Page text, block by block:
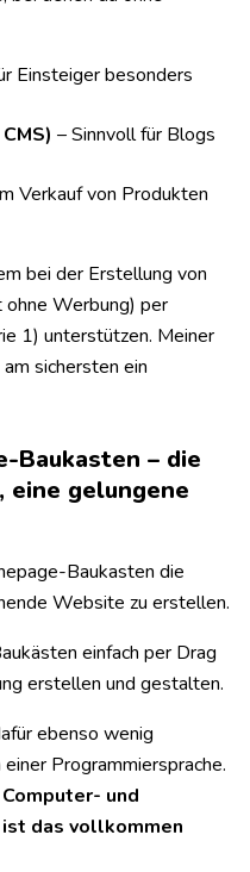
Einsteiger besonders
– Sinnvoll für Blogs
Verkauf von Produkten
bei der Erstellung von
Werbung) per
1) unterstützen. Meiner
sichersten ein
Baukasten – die
gelungene
Baukasten die
Website zu erstellen.
einfach per Drag
erstellen und gestalten.
ebenso wenig
Programmiersprache.
und
das vollkommen